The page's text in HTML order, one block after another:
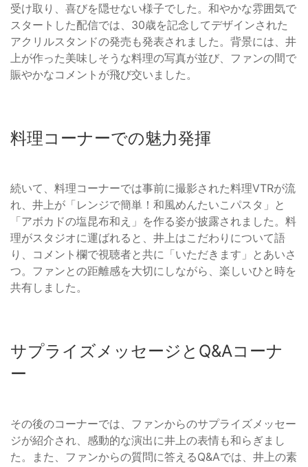
受け取り、喜びを隠せない様子でした。和やかな雰囲気で
スタートした配信では、30歳を記念してデザインされた
アクリルスタンドの発売も発表されました。背景には、井
上が作った美味しそうな料理の写真が並び、ファンの間で
賑やかなコメントが飛び交いました。
料理コーナーでの魅力発揮
続いて、料理コーナーでは事前に撮影された料理VTRが流
れ、井上が「レンジで簡単！和風めんたいこパスタ」と
「アボカドの塩昆布和え」を作る姿が披露されました。料
理がスタジオに運ばれると、井上はこだわりについて語
り、コメント欄で視聴者と共に「いただきます」とあいさ
つ。ファンとの距離感を大切にしながら、楽しいひと時を
共有しました。
サプライズメッセージとQ&Aコーナ
ー
その後のコーナーでは、ファンからのサプライズメッセー
ジが紹介され、感動的な演出に井上の表情も和らぎまし
た。また、ファンからの質問に答えるQ&Aでは、井上の素